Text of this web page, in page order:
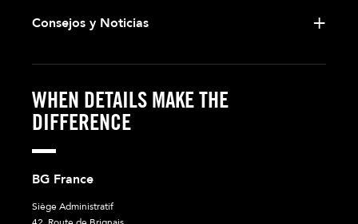
Consejos y Noticias
WHEN DETAILS MAKE THE
DIFFERENCE
BG France
Siège Administratif